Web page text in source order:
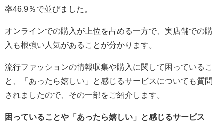
率46.9％で並びました。
オンラインでの購入が上位を占める一方で、実店舗での購
入も根強い人気があることが分かります。
流行ファッションの情報収集や購入に関して困っているこ
と、「あったら嬉しい」と感じるサービスについても質問
されましたので、その一部をご紹介します。
困っていることや「あったら嬉しい」と感じるサービス